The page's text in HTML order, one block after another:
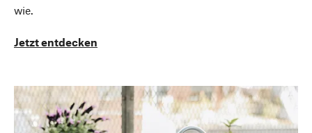
wie.
Jetzt entdecken